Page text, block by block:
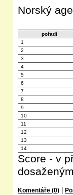
Norský
pořadí
1
2
3
4
5
6
7
8
9
10
11
12
13
14
Score - v
Komentáře (0)